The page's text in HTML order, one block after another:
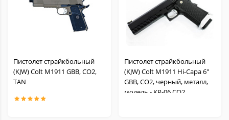
Пистолет страйкбольный
(KJW) Colt M1911 GBB, СО2,
TAN
Пистолет страйкбольный
(KJW) Colt M1911 Hi-Capa 6"
GBB, СО2, черный, металл,
модель - KP-06.CO2